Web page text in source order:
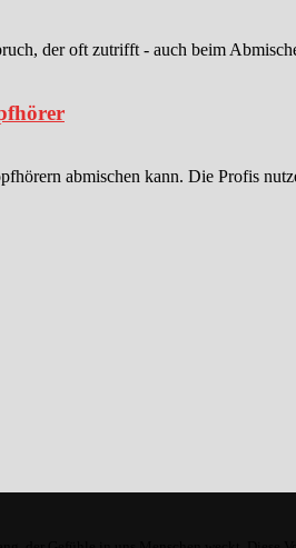
der oft zutrifft - auch beim
abmischen kann. Die Profis